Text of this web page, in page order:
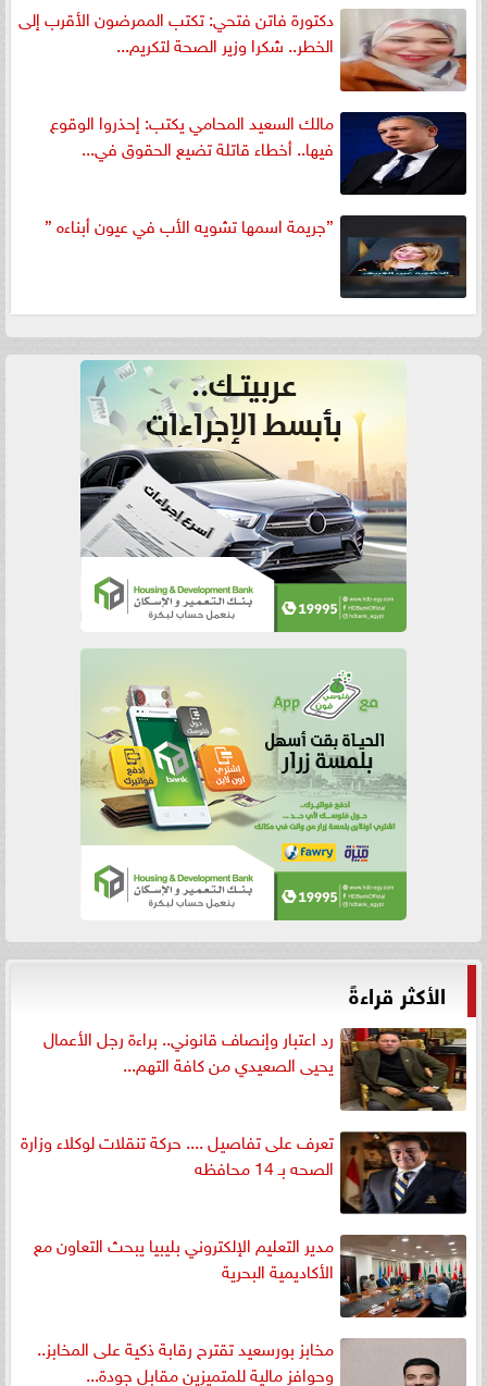
دكتورة فاتن فتحي: تكتب الممرضون الأقرب إلى
الخطر.. شكرا وزير الصحة لتكريم...
مالك السعيد المحامي يكتب: إحذروا الوقوع
فيها.. أخطاء قاتلة تضيع الحقوق في...
”جريمة اسمها تشويه الأب في عيون أبناءه ”
الأكثر قراءةً
رد اعتبار وإنصاف قانوني.. براءة رجل الأعمال
يحيى الصعيدي من كافة التهم...
تعرف على تفاصيل .... حركة تنقلات لوكلاء وزارة
الصحه بـ 14 محافظه
مدير التعليم الإلكتروني بليبيا يبحث التعاون مع
الأكاديمية البحرية
مخابز بورسعيد تقترح رقابة ذكية على المخابز..
وحوافز مالية للمتميزين مقابل جودة...